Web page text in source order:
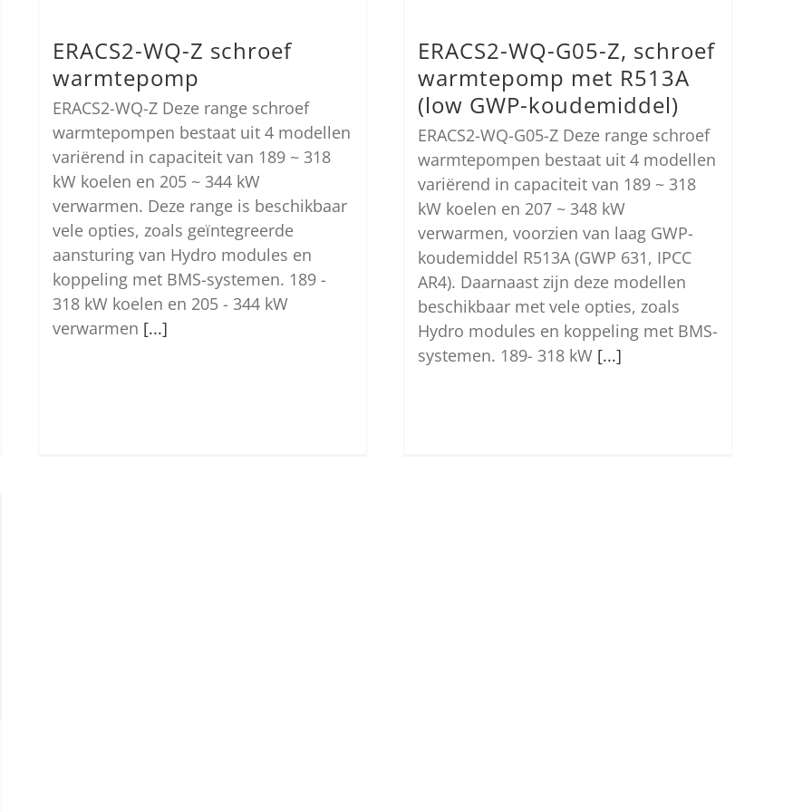
ERACS2-WQ-Z schroef
warmtepomp
ERACS2-WQ-Z Deze range schroef
warmtepompen bestaat uit 4 modellen
variërend in capaciteit van 189 ~ 318
kW koelen en 205 ~ 344 kW
verwarmen. Deze range is beschikbaar
vele opties, zoals geïntegreerde
aansturing van Hydro modules en
koppeling met BMS-systemen. 189 -
318 kW koelen en 205 - 344 kW
verwarmen [...]
ERACS2-WQ-G05-Z, schroef
warmtepomp met R513A
(low GWP-koudemiddel)
ERACS2-WQ-G05-Z Deze range schroef
warmtepompen bestaat uit 4 modellen
variërend in capaciteit van 189 ~ 318
kW koelen en 207 ~ 348 kW
verwarmen, voorzien van laag GWP-
koudemiddel R513A (GWP 631, IPCC
AR4). Daarnaast zijn deze modellen
beschikbaar met vele opties, zoals
Hydro modules en koppeling met BMS-
systemen. 189- 318 kW [...]